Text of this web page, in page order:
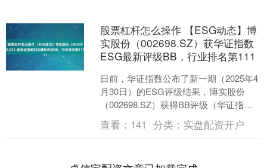
股票杠杆怎么操作 【ESG动态】博
实股份（002698.SZ）获华证指数
ESG最新评级BB，行业排名第111
日前，华证指数公布了新一期（2025年4
月30日）的ESG评级结果，博实股份
（002698.SZ）获得BB评级（华证指数
评级为C起至AAA九档，C为最低档，
AA....
查看： 141 分类： 实盘配资开户